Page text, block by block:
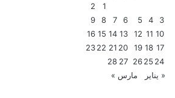
1
2
3
4
5
6
7
8
9
10
11
12
13
14
15
16
17
18
19
20
21
22
23
24
25
26
27
28
« يناير
مارس »